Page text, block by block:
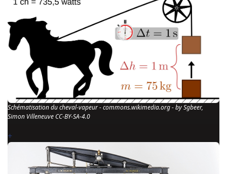
Schématisation du cheval-vapeur - commons.wikimedia.org - by Sgbeer,
Simon Villeneuve CC-BY-SA-4.0
+